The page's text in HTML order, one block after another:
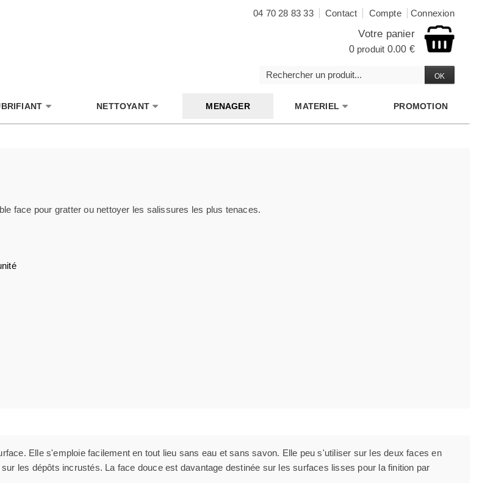
04 70 28 83 33 Contact Compte Connexion
Votre panier
0produit 0.00 €
NETTOYANT MENAGER MATERIEL PROMOTION
face pour gratter ou nettoyer les salissures les plus tenaces.
Elle s'emploie facilement en tout lieu sans eau et sans savon. Elle peu s'utiliser sur les deux faces en
les dépôts incrustés. La face douce est davantage destinée sur les surfaces lisses pour la finition par